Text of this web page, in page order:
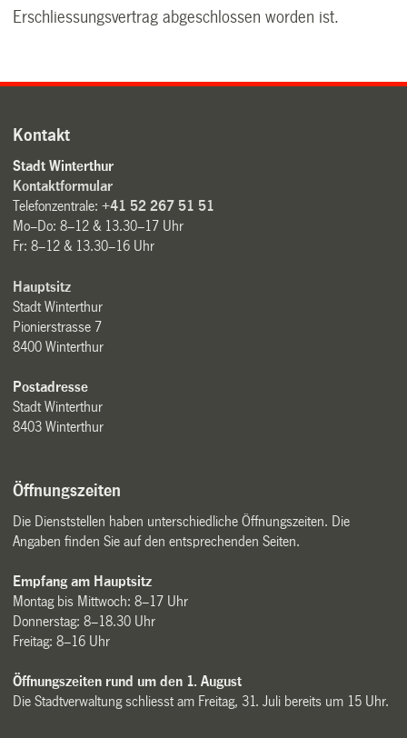
Erschliessungsvertrag abgeschlossen worden ist.
Kontakt
Stadt Winterthur
Kontaktformular
Telefonzentrale:+41 52 267 51 51
Mo–Do: 8–12 & 13.30–17 Uhr
Fr: 8–12 & 13.30–16 Uhr
Hauptsitz
Stadt Winterthur
Pionierstrasse 7
8400 Winterthur
Postadresse
Stadt Winterthur
8403 Winterthur
Öffnungszeiten
Die Dienststellen haben unterschiedliche Öffnungszeiten. Die
Angaben finden Sie auf den entsprechenden Seiten.
Empfang am Hauptsitz
Montag bis Mittwoch: 8–17 Uhr
Donnerstag: 8–18.30 Uhr
Freitag: 8–16 Uhr
Öffnungszeiten rund um den 1. August
Die Stadtverwaltung schliesst am Freitag, 31. Juli bereits um 15 Uhr.